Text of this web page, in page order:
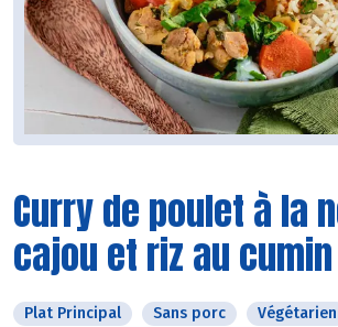
Curry de poulet à la
cajou et riz au cumin
Plat Principal Sans porc Végétarien